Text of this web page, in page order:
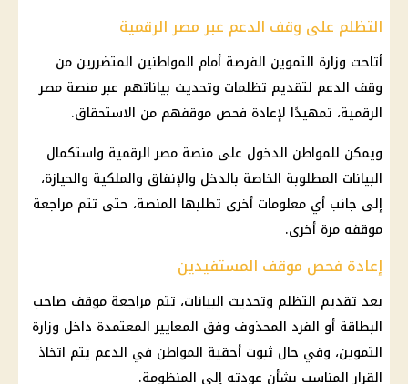
التظلم على وقف الدعم عبر مصر الرقمية
أتاحت وزارة التموين الفرصة أمام المواطنين المتضررين من
وقف الدعم لتقديم تظلمات وتحديث بياناتهم عبرمنصة مصر
الرقمية، تمهيدًا لإعادة فحص موقفهم من الاستحقاق.
ويمكن للمواطن الدخول على منصة مصر الرقمية واستكمال
البيانات المطلوبة الخاصة بالدخل والإنفاق والملكية والحيازة،
إلى جانب أي معلومات أخرى تطلبها المنصة، حتى تتم مراجعة
موقفه مرة أخرى.
إعادة فحص موقف المستفيدين
بعد تقديم التظلم وتحديث البيانات، تتم مراجعة موقف صاحب
البطاقة أو الفرد المحذوف وفق المعايير المعتمدة داخل وزارة
التموين، وفي حال ثبوت أحقية المواطن في الدعم يتم اتخاذ
القرار المناسب بشأن عودته إلى المنظومة.